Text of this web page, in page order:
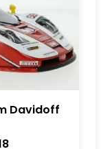
Davidoff